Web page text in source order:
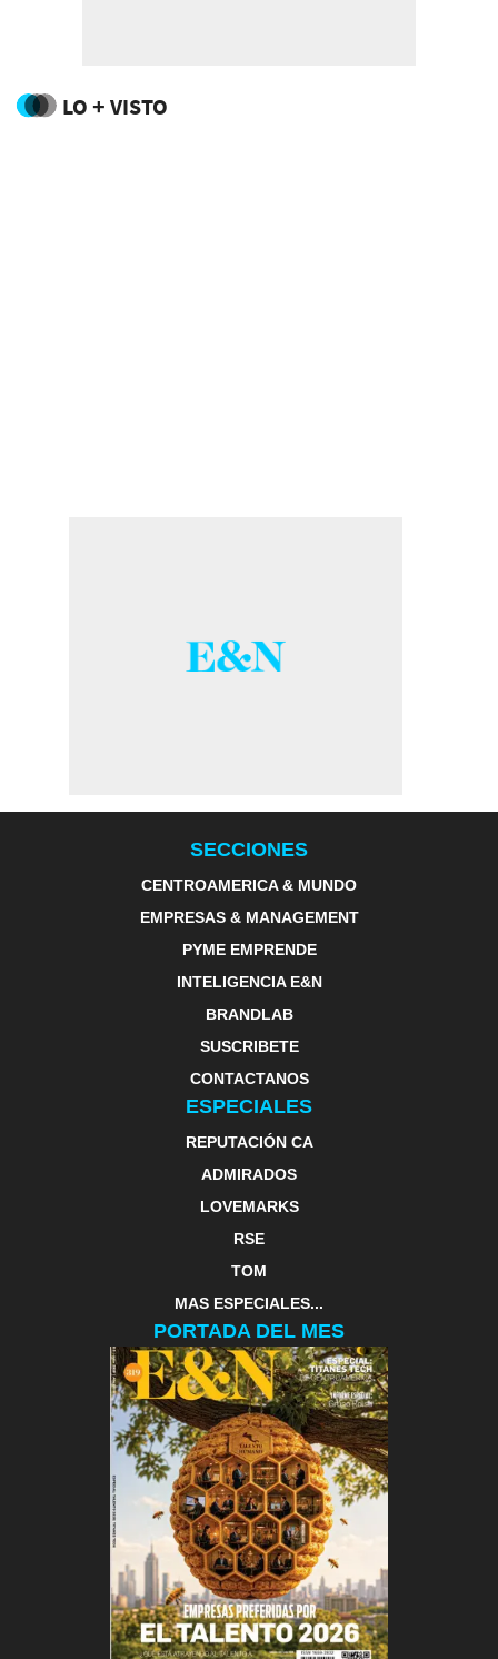
LO + VISTO
SECCIONES
CENTROAMERICA & MUNDO
EMPRESAS & MANAGEMENT
PYME EMPRENDE
INTELIGENCIA E&N
BRANDLAB
SUSCRIBETE
CONTACTANOS
ESPECIALES
REPUTACIÓN CA
ADMIRADOS
LOVEMARKS
RSE
TOM
MAS ESPECIALES...
PORTADA DEL MES